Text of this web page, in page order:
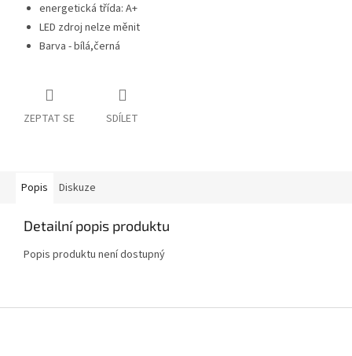
energetická třída: A+
LED zdroj nelze měnit
Barva - bílá,černá
ZEPTAT SE SDÍLET
Popis Diskuze
Detailní popis produktu
Popis produktu není dostupný